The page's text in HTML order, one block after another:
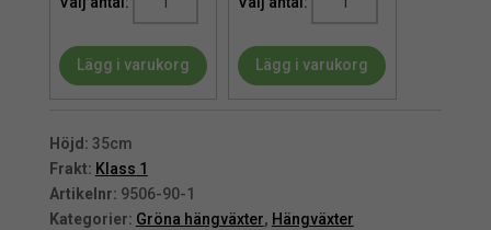
35
Lägg i varukorg
35
Lägg i varukorg
Höjd: 35cm
Frakt: Klass 1
Artikelnr: 9506-90-1
Kategorier: Gröna hängväxter, Hängväxter